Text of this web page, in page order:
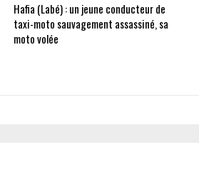
Hafia (Labé) : un jeune conducteur de
taxi-moto sauvagement assassiné, sa
moto volée